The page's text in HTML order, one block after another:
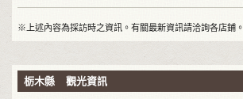
※上述內容為採訪時之資訊。有關最新資訊請洽詢各店鋪。
栃木縣 觀光資訊